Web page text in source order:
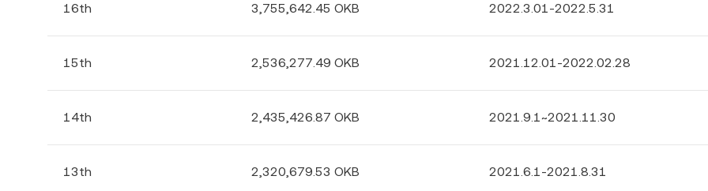
16th 3,755,642.45 OKB 2022.3.01-2022.5.31
15th 2,536,277.49 OKB 2021.12.01-2022.02.28
14th 2,435,426.87 OKB 2021.9.1~2021.11.30
13th 2,320,679.53 OKB 2021.6.1-2021.8.31